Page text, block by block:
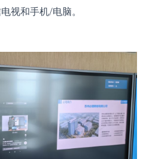
视和手机/电脑。